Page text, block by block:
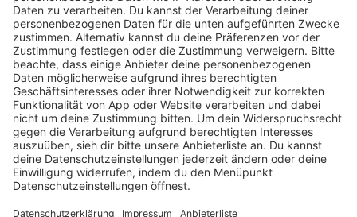
HOME
RADIOS
barba radio
Lagerfeuer
Füße hoch
Schmusekatze
Song Contest
Mädelsabend